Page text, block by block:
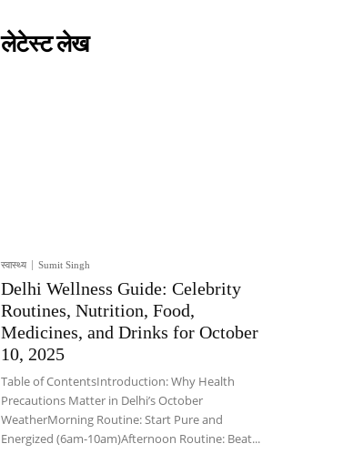
लेटेस्ट लेख
स्वास्थ्य Sumit Singh
Delhi Wellness Guide: Celebrity
Routines, Nutrition, Food,
Medicines, and Drinks for October
10, 2025
Table of ContentsIntroduction: Why Health
Precautions Matter in Delhi’s October
WeatherMorning Routine: Start Pure and
Energized (6am-10am)Afternoon Routine: Beat...